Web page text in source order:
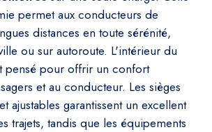
permet aux conducteurs de
distances en toute sérénité,
ou sur autoroute. L'intérieur du
pensé pour offrir un confort
et au conducteur. Les sièges
ajustables garantissent un excellent
trajets, tandis que les équipements